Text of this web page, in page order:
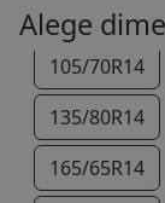
Alege
175/70R13
105/70R14
135/80R14
165/65R14